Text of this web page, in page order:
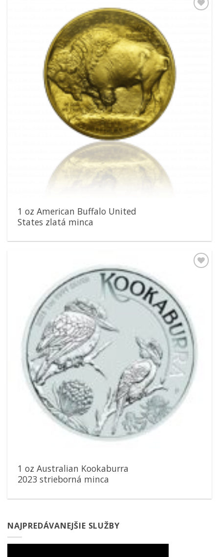
1 oz American Buffalo United
States zlatá minca
1 oz Australian Kookaburra
2023 strieborná minca
NAJPREDÁVANEJŠIE SLUŽBY